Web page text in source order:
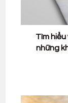
Tìm
những